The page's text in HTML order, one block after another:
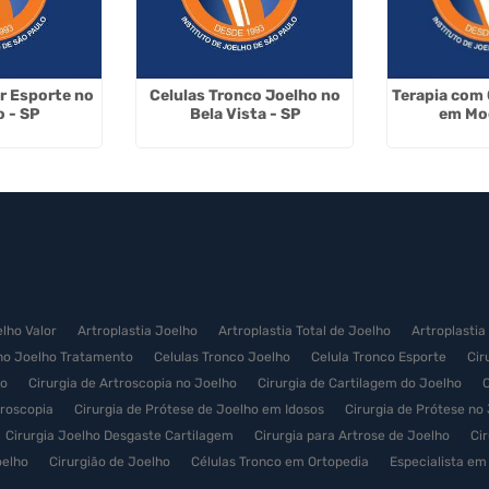
Esporte no
- SP
Celulas Tronco Joelho no
Bela Vista - SP
Terapia com
em
Valor Artroplastia Joelho Artroplastia Total de Joelho Artroplastia
Joelho Tratamento Celulas Tronco Joelho Celula Tronco Esporte
Cirurgia de Artroscopia no Joelho Cirurgia de Cartilagem do Joelho
Cirurgia de Prótese de Joelho em Idosos
Cirurgia de Prótese no
Cirurgia Joelho Desgaste Cartilagem Cirurgia para Artrose de Joelho
Cirurgião de Joelho Células Tronco em Ortopedia Especialista